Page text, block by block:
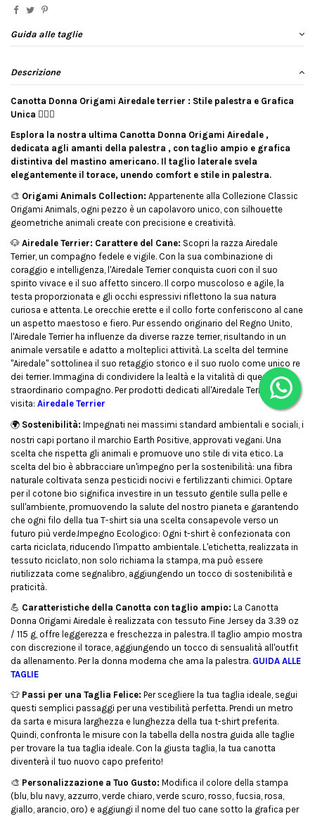
Guida alle taglie
Descrizione
Canotta Donna Origami Airedale terrier : Stile palestra e Grafica
Unica 🏋️‍♂️🐶
Esplora la nostra ultima Canotta Donna Origami Airedale ,
dedicata agli amanti della palestra , con taglio ampio e grafica
distintiva del mastino americano. Il taglio laterale svela
elegantemente il torace, unendo comfort e stile in palestra.
🎨 Origami Animals Collection: Appartenente alla Collezione Classic
Origami Animals, ogni pezzo è un capolavoro unico, con silhouette
geometriche animali create con precisione e creatività.
🐶 Airedale Terrier: Carattere del Cane: Scopri la razza Airedale
Terrier, un compagno fedele e vigile. Con la sua combinazione di
coraggio e intelligenza, l'Airedale Terrier conquista cuori con il suo
spirito vivace e il suo affetto sincero. Il corpo muscoloso e agile, la
testa proporzionata e gli occhi espressivi riflettono la sua natura
curiosa e attenta. Le orecchie erette e il collo forte conferiscono al cane
un aspetto maestoso e fiero. Pur essendo originario del Regno Unito,
l'Airedale Terrier ha influenze da diverse razze terrier, risultando in un
animale versatile e adatto a molteplici attività. La scelta del termine
"Airedale" sottolinea il suo retaggio storico e il suo ruolo come unico re
dei terrier. Immagina di condividere la lealtà e la vitalità di questo
straordinario compagno. Per prodotti dedicati all'Airedale Terrier,
visita: Airedale Terrier
🌍 Sostenibilità: Impegnati nei massimi standard ambientali e sociali, i
nostri capi portano il marchio Earth Positive, approvati vegani. Una
scelta che rispetta gli animali e promuove uno stile di vita etico. La
scelta del bio è abbracciare un'impegno per la sostenibilità: una fibra
naturale coltivata senza pesticidi nocivi e fertilizzanti chimici. Optare
per il cotone bio significa investire in un tessuto gentile sulla pelle e
sull'ambiente, promuovendo la salute del nostro pianeta e garantendo
che ogni filo della tua T-shirt sia una scelta consapevole verso un
futuro più verde.Impegno Ecologico: Ogni t-shirt è confezionata con
carta riciclata, riducendo l'impatto ambientale. L'etichetta, realizzata in
tessuto riciclato, non solo richiama la stampa, ma può essere
riutilizzata come segnalibro, aggiungendo un tocco di sostenibilità e
praticità.
💪 Caratteristiche della Canotta con taglio ampio: La Canotta
Donna Origami Airedale è realizzata con tessuto Fine Jersey da 3.39 oz
/ 115 g, offre leggerezza e freschezza in palestra. Il taglio ampio mostra
con discrezione il torace, aggiungendo un tocco di sensualità all'outfit
da allenamento. Per la donna moderna che ama la palestra. GUIDA ALLE
TAGLIE
👕 Passi per una Taglia Felice: Per scegliere la tua taglia ideale, segui
questi semplici passaggi per una vestibilità perfetta. Prendi un metro
da sarta e misura larghezza e lunghezza della tua t-shirt preferita.
Quindi, confronta le misure con la tabella della nostra guida alle taglie
per trovare la tua taglia ideale. Con la giusta taglia, la tua canotta
diventerà il tuo nuovo capo preferito!
🎨 Personalizzazione a Tuo Gusto: Modifica il colore della stampa
(blu, blu navy, azzurro, verde chiaro, verde scuro, rosso, fucsia, rosa,
giallo, arancio, oro) e aggiungi il nome del tuo cane sotto la grafica per